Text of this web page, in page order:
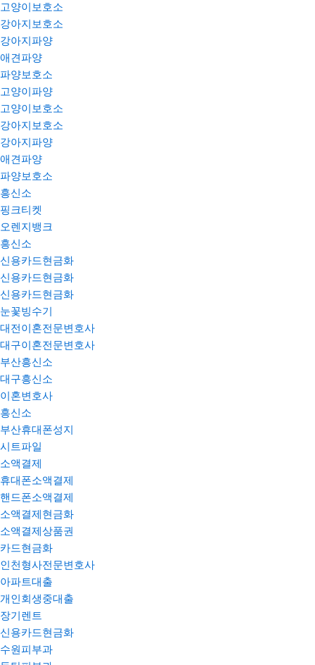
고양이보호소
강아지보호소
강아지파양
애견파양
파양보호소
고양이파양
고양이보호소
강아지보호소
강아지파양
애견파양
파양보호소
흥신소
핑크티켓
오렌지뱅크
흥신소
신용카드현금화
신용카드현금화
신용카드현금화
눈꽃빙수기
대전이혼전문변호사
대구이혼전문변호사
부산흥신소
대구흥신소
이혼변호사
흥신소
부산휴대폰성지
시트파일
소액결제
휴대폰소액결제
핸드폰소액결제
소액결제현금화
소액결제상품권
카드현금화
인천형사전문변호사
아파트대출
개인회생중대출
장기렌트
신용카드현금화
수원피부과